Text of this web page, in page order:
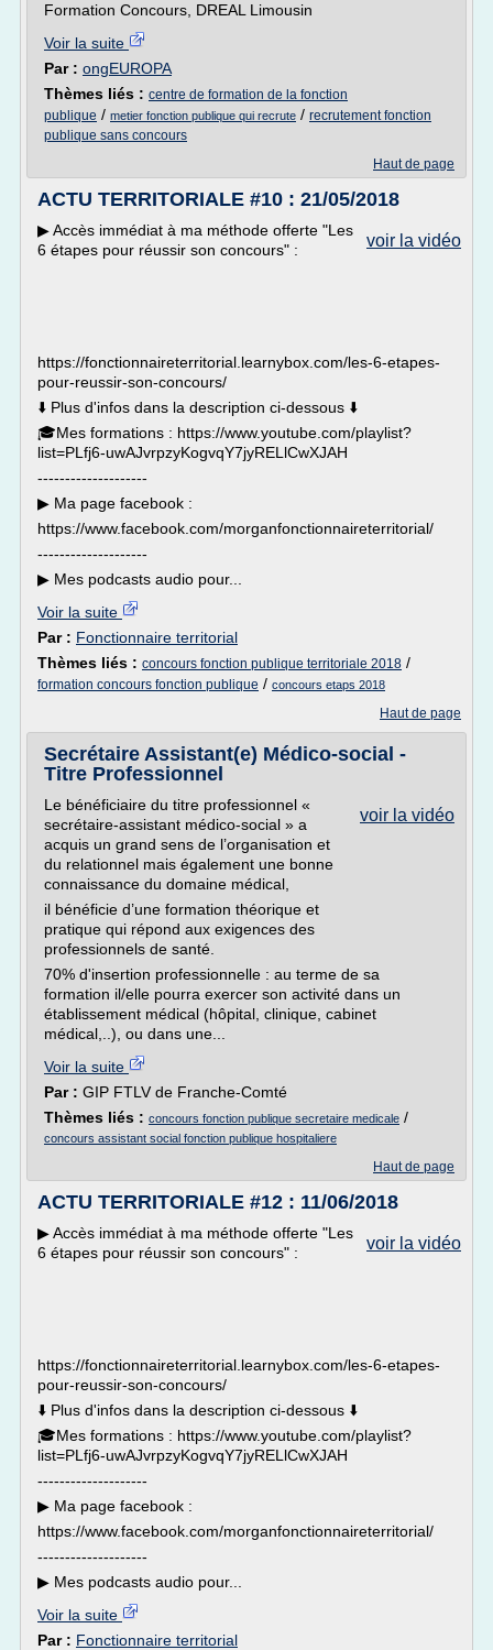
Formation Concours, DREAL Limousin
Voir la suite
Par : ongEUROPA
Thèmes liés : centre de formation de la fonction
publique / metier fonction publique qui recrute / recrutement fonction
publique sans concours
Haut de page
ACTU TERRITORIALE #10 : 21/05/2018
voir la vidéo
▶︎ Accès immédiat à ma méthode offerte "Les
6 étapes pour réussir son concours" :
https://fonctionnaireterritorial.learnybox.com/les-6-etapes-
pour-reussir-son-concours/
⬇️ Plus d'infos dans la description ci-dessous ⬇️
🎓Mes formations : https://www.youtube.com/playlist?
list=PLfj6-uwAJvrpzyKogvqY7jyRELlCwXJAH
--------------------
▶︎ Ma page facebook :
https://www.facebook.com/morganfonctionnaireterritorial/
--------------------
▶︎ Mes podcasts audio pour...
Voir la suite
Par : Fonctionnaire territorial
Thèmes liés : concours fonction publique territoriale 2018 /
formation concours fonction publique / concours etaps 2018
Haut de page
Secrétaire Assistant(e) Médico-social -
Titre Professionnel
voir la vidéo
Le bénéficiaire du titre professionnel «
secrétaire-assistant médico-social » a
acquis un grand sens de l’organisation et
du relationnel mais également une bonne
connaissance du domaine médical,
il bénéficie d’une formation théorique et
pratique qui répond aux exigences des
professionnels de santé.
70% d'insertion professionnelle : au terme de sa
formation il/elle pourra exercer son activité dans un
établissement médical (hôpital, clinique, cabinet
médical,..), ou dans une...
Voir la suite
Par : GIP FTLV de Franche-Comté
Thèmes liés : concours fonction publique secretaire medicale /
concours assistant social fonction publique hospitaliere
Haut de page
ACTU TERRITORIALE #12 : 11/06/2018
voir la vidéo
▶︎ Accès immédiat à ma méthode offerte "Les
6 étapes pour réussir son concours" :
https://fonctionnaireterritorial.learnybox.com/les-6-etapes-
pour-reussir-son-concours/
⬇️ Plus d'infos dans la description ci-dessous ⬇️
🎓Mes formations : https://www.youtube.com/playlist?
list=PLfj6-uwAJvrpzyKogvqY7jyRELlCwXJAH
--------------------
▶︎ Ma page facebook :
https://www.facebook.com/morganfonctionnaireterritorial/
--------------------
▶︎ Mes podcasts audio pour...
Voir la suite
Par : Fonctionnaire territorial